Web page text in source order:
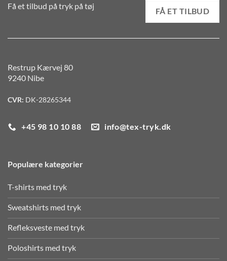
Få et tilbud på tryk på tøj
FÅ ET TILBUD
Restrup Kærvej 80
9240 Nibe
CVR: DK-28265344
+45 98 10 10 88 info@tex-tryk.dk
Populære kategorier
T-shirts med tryk
Sweatshirts med tryk
Refleksveste med tryk
Poloshirts med tryk